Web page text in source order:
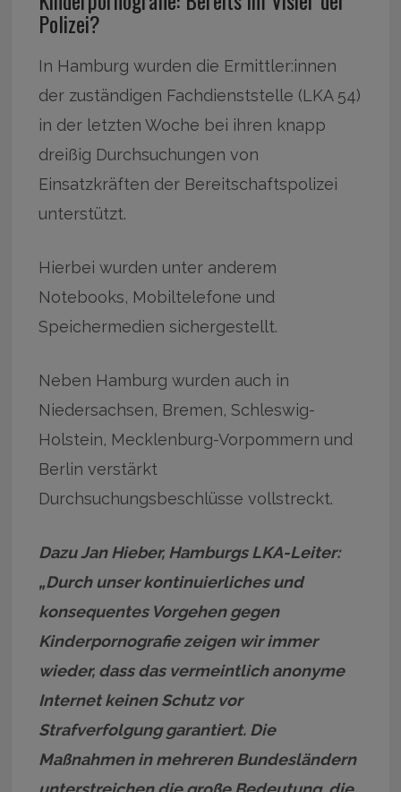
Polizei?
In Hamburg wurden die Ermittler:innen
der zuständigen Fachdienststelle (LKA 54)
in der letzten Woche bei ihren knapp
dreißig Durchsuchungen von
Einsatzkräften der Bereitschaftspolizei
unterstützt.
Hierbei wurden unter anderem
Notebooks, Mobiltelefone und
Speichermedien sichergestellt.
Neben Hamburg wurden auch in
Niedersachsen, Bremen, Schleswig-
Holstein, Mecklenburg-Vorpommern und
Berlin verstärkt
Durchsuchungsbeschlüsse vollstreckt.
Dazu Jan Hieber, Hamburgs LKA-Leiter:
„Durch unser kontinuierliches und
konsequentes Vorgehen gegen
Kinderpornografie zeigen wir immer
wieder, dass das vermeintlich anonyme
Internet keinen Schutz vor
Strafverfolgung garantiert. Die
Maßnahmen in mehreren Bundesländern